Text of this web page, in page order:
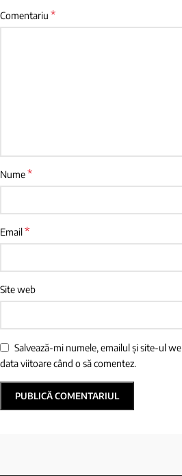
Comentariu *
Nume*
Email*
Site web
Salvează-mi numele, emailul și site-ul
data viitoare când o să comentez.